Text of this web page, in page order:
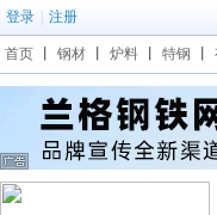
登录 注册
首页 钢材 炉料 特钢